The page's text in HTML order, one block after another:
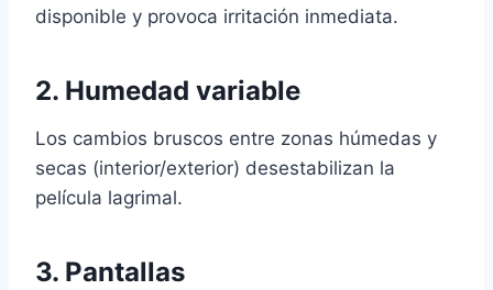
disponible y provoca irritación inmediata.
2. Humedad variable
Los cambios bruscos entre zonas húmedas y
secas (interior/exterior) desestabilizan la
película lagrimal.
3. Pantallas